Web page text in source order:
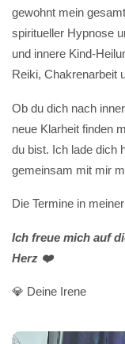
gewohnt mein
spiritueller Hypnose
und innere Kind-
Reiki, Chakrenarbeit
Ob du dich nach
neue Klarheit finden
du bist. Ich lade dich
gemeinsam mit mir
Die Termine in
Ich freue mich auf
Herz ❤️
💎 Deine Irene